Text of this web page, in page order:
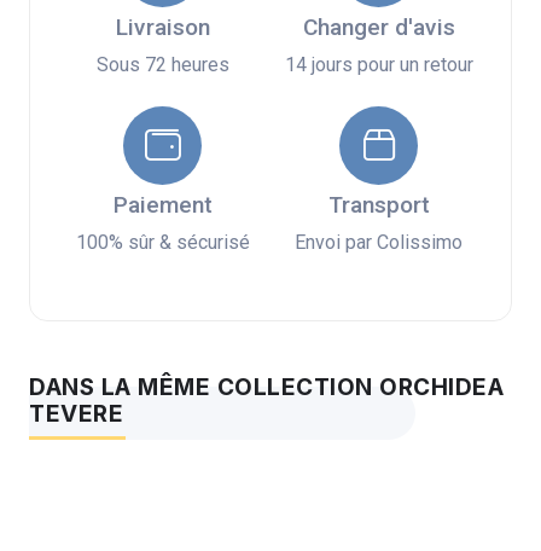
Livraison
Sous 72 heures
Changer d'avis
14 jours pour un retour
Paiement
100% sûr & sécurisé
Transport
Envoi par Colissimo
DANS LA MÊME COLLECTION ORCHIDEA
TEVERE